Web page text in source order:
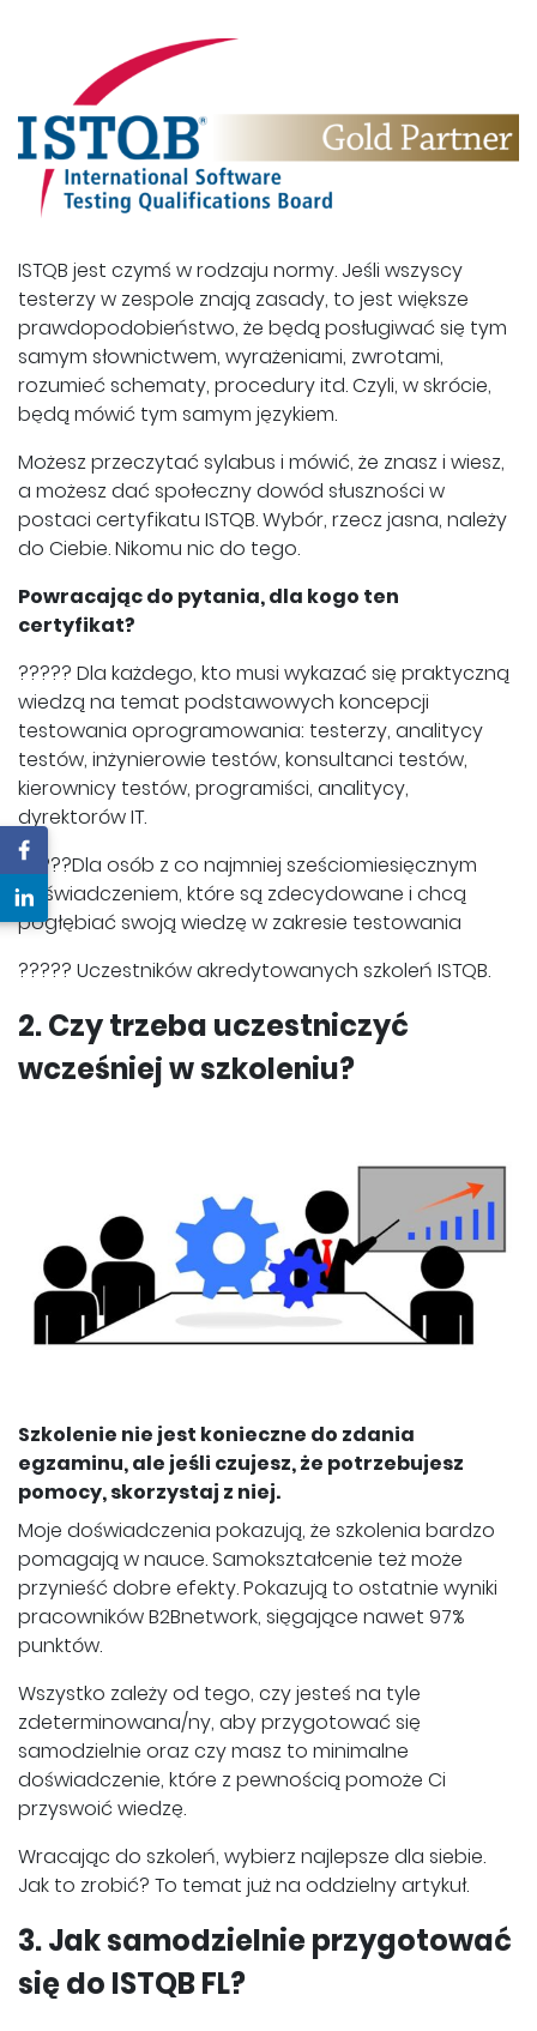
ISTQB jest czymś w rodzaju normy. Jeśli wszyscy
testerzy w zespole znają zasady, to jest większe
prawdopodobieństwo, że będą posługiwać się tym
samym słownictwem, wyrażeniami, zwrotami,
rozumieć schematy, procedury itd. Czyli, w skrócie,
będą mówić tym samym językiem.
Możesz przeczytać sylabus i mówić, że znasz i wiesz,
a możesz dać społeczny dowód słuszności w
postaci certyfikatu ISTQB. Wybór, rzecz jasna, należy
do Ciebie. Nikomu nic do tego.
Powracając do pytania, dla kogo ten
certyfikat?
????? Dla każdego, kto musi wykazać się praktyczną
wiedzą na temat podstawowych koncepcji
testowania oprogramowania: testerzy, analitycy
testów, inżynierowie testów, konsultanci testów,
kierownicy testów, programiści, analitycy,
dyrektorów IT.
?????Dla osób z co najmniej sześciomiesięcznym
doświadczeniem, które są zdecydowane i chcą
pogłębiać swoją wiedzę w zakresie testowania
????? Uczestników akredytowanych szkoleń ISTQB.
2. Czy trzeba uczestniczyć
wcześniej w szkoleniu?
Szkolenie nie jest konieczne do zdania
egzaminu, ale jeśli czujesz, że potrzebujesz
pomocy, skorzystaj z niej.
Moje doświadczenia pokazują, że szkolenia bardzo
pomagają w nauce. Samokształcenie też może
przynieść dobre efekty. Pokazują to ostatnie wyniki
pracowników B2Bnetwork, sięgające nawet 97%
punktów.
Wszystko zależy od tego, czy jesteś na tyle
zdeterminowana/ny, aby przygotować się
samodzielnie oraz czy masz to minimalne
doświadczenie, które z pewnością pomoże Ci
przyswoić wiedzę.
Wracając do szkoleń, wybierz najlepsze dla siebie.
Jak to zrobić? To temat już na oddzielny artykuł.
3. Jak samodzielnie przygotować
się do ISTQB FL?